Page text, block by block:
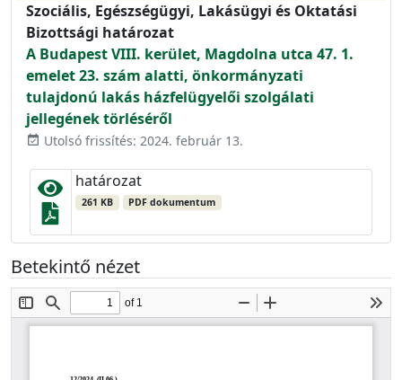
Szociális, Egészségügyi, Lakásügyi és Oktatási
Bizottsági határozat
A Budapest VIII. kerület, Magdolna utca 47. 1.
emelet 23. szám alatti, önkormányzati
tulajdonú lakás házfelügyelői szolgálati
jellegének törléséről
event_available Utolsó frissítés: 2024. február 13.
határozat
261 KB PDF dokumentum
Betekintő nézet